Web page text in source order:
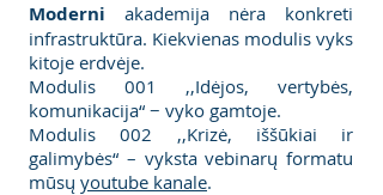
Moderni akademija nėra konkreti
infrastruktūra. Kiekvienas modulis vyks
kitoje erdvėje.
Modulis 001 ,,Idėjos, vertybės,
komunikacija“ − vyko gamtoje.
Modulis 002 ,,Krizė, iššūkiai ir
galimybės“ – vyksta vebinarų formatu
mūsų youtube kanale.